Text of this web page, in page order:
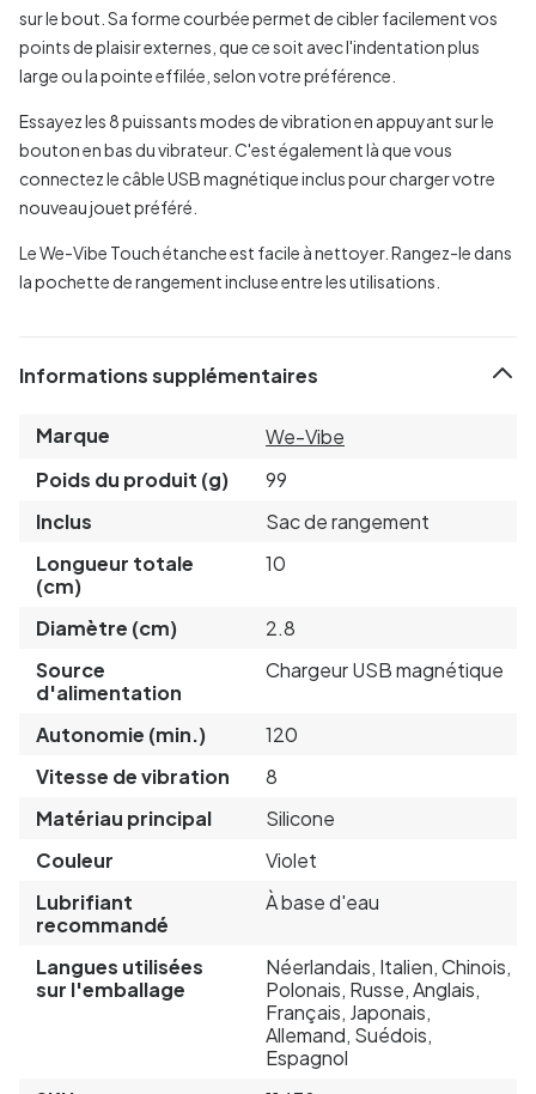
sur le bout. Sa forme courbée permet de cibler facilement vos
points de plaisir externes, que ce soit avec l'indentation plus
large ou la pointe effilée, selon votre préférence.
Essayez les 8 puissants modes de vibration en appuyant sur le
bouton en bas du vibrateur. C'est également là que vous
connectez le câble USB magnétique inclus pour charger votre
nouveau jouet préféré.
Le We-Vibe Touch étanche est facile à nettoyer. Rangez-le dans
la pochette de rangement incluse entre les utilisations.
Informations supplémentaires
Marque
We-Vibe
Poids du produit (g)
99
Inclus
Sac de rangement
Longueur totale
(cm)
10
Diamètre (cm)
2.8
Source
d'alimentation
Chargeur USB magnétique
Autonomie (min.)
120
Vitesse de vibration
8
Matériau principal
Silicone
Couleur
Violet
Lubrifiant
recommandé
À base d'eau
Langues utilisées
sur l'emballage
Néerlandais, Italien, Chinois,
Polonais, Russe, Anglais,
Français, Japonais,
Allemand, Suédois,
Espagnol